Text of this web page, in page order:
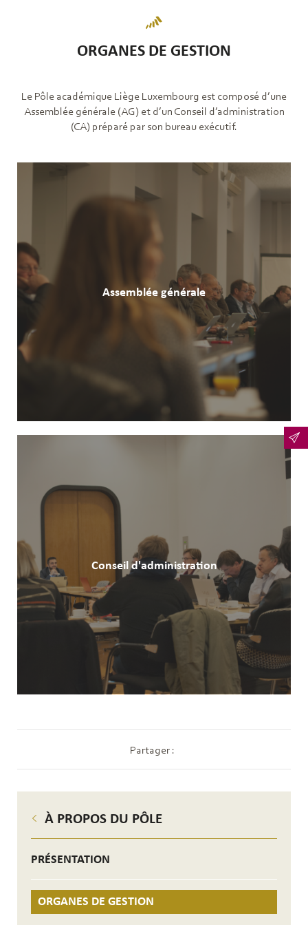
ORGANES DE GESTION
Le Pôle académique Liège Luxembourg est composé d’une
Assemblée générale (AG) et d’un Conseil d’administration
(CA) préparé par son bureau exécutif.
À PROPOS DU PÔLE
PRÉSENTATION
ORGANES DE GESTION
Assemblée générale
Conseil d'administration
Partager :